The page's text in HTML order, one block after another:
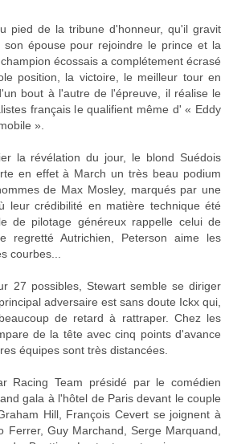
pied de la tribune d'honneur, qu'il gravit
épouse pour rejoindre le prince et la
écossais a complétement écrasé
position, la victoire, le meilleur tour en
bout à l'autre de l'épreuve, il réalise le
français le qualifient même d' « Eddy
».
la révélation du jour, le blond Suédois
en effet à March un très beau podium
de Max Mosley, marqués par une
leur crédibilité en matière technique été
de pilotage généreux rappelle celui de
regretté Autrichien, Peterson aime les
courbes...
27 possibles, Stewart semble se diriger
adversaire est sans doute Ickx qui,
de retard à rattraper. Chez les
de la tête avec cinq points d'avance
équipes sont très distancées.
Racing Team présidé par le comédien
gala à l'hôtel de Paris devant le couple
Hill, François Cevert se joignent à
Ferrer, Guy Marchand, Serge Marquand,